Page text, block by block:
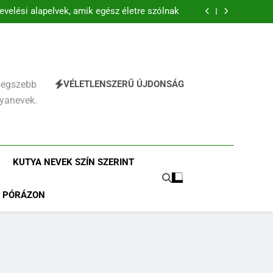
lefárasztása: mentálisan és fizikailag
és határok: szeretettel, de következetesen
és határok: szeretettel, de következetesen
VÉLETLENSZERŰ ÚJDONSÁG
KUTYA NEVEK SZÍN SZERINT
PÓRÁZON